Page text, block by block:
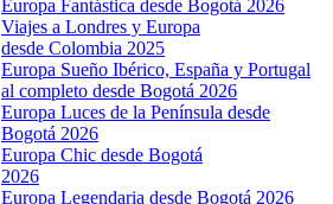
Europa Fantástica desde Bogotá 2026
Viajes a Londres y Europa
desde Colombia 2025
Europa Sueño Ibérico, España y Portugal
al completo desde Bogotá 2026
Europa Luces de la Península desde
Bogotá 2026
Europa Chic desde Bogotá
2026
Europa Legendaria desde Bogotá 2026